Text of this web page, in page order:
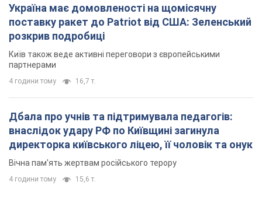
Україна має домовленості на щомісячну
поставку ракет до Patriot від США: Зеленський
розкрив подробиці
Київ також веде активні переговори з європейськими
партнерами
4 години тому 16,7 т.
Дбала про учнів та підтримувала педагогів:
внаслідок удару РФ по Київщині загинула
директорка київського ліцею, її чоловік та онук
Вічна пам'ять жертвам російського терору
4 години тому 15,6 т.